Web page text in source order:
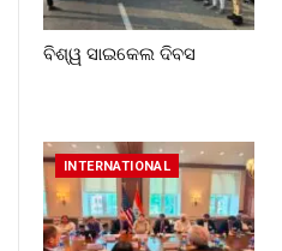
ବିଶ୍ୱ ସାଇକେଲ ଦିବସ
INTERNATIONAL